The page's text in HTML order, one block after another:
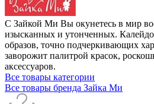
С Зайкой Ми Вы окунетесь в мир
изысканных и утонченных.
образов, точно подчеркивающих
заворожит палитрой красок,
аксессуаров.
Все товары категории
Все товары бренда Зайка Ми